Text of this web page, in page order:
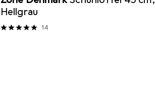
Hellgrau
14